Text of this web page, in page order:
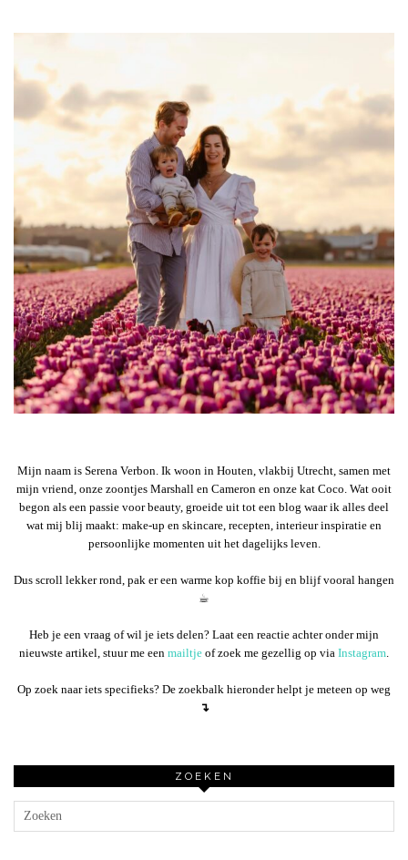
Mijn naam is Serena Verbon. Ik woon in Houten, vlakbij Utrecht, samen met
mijn vriend, onze zoontjes Marshall en Cameron en onze kat Coco. Wat ooit
begon als een passie voor beauty, groeide uit tot een blog waar ik alles deel
wat mij blij maakt: make-up en skincare, recepten, interieur inspiratie en
persoonlijke momenten uit het dagelijks leven.
Dus scroll lekker rond, pak er een warme kop koffie bij en blijf vooral hangen
☕︎
Heb je een vraag of wil je iets delen? Laat een reactie achter onder mijn
nieuwste artikel, stuur me een mailtje of zoek me gezellig op via Instagram
Op zoek naar iets specifieks? De zoekbalk hieronder helpt je meteen op weg
↴
ZOEKEN